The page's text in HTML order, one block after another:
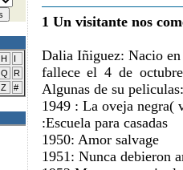
H
I
Q
R
Z #
1 Un visitante nos
Dalia Iñiguez: Nacio
fallece el 4 de
Algunas de su peliculas:
1949 : La oveja negra(
:Escuela para casadas
1950: Amor salvage
1951: Nunca debieron